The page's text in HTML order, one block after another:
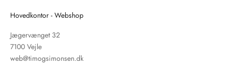
Hovedkontor - Webshop
Jægervænget 32
7100 Vejle
web@timogsimonsen.dk